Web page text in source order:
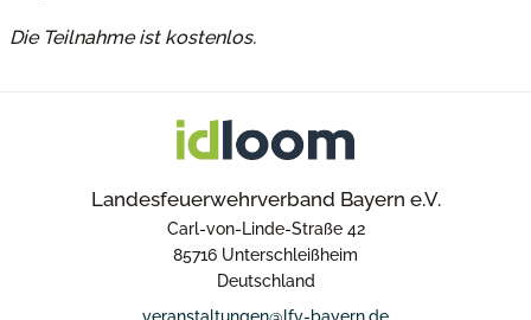
Die Teilnahme ist kostenlos.
Landesfeuerwehrverband Bayern e.V.
Carl-von-Linde-Straße 42
85716 Unterschleißheim
Deutschland